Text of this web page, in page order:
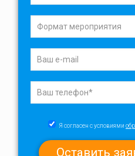
Я согласен с условиями